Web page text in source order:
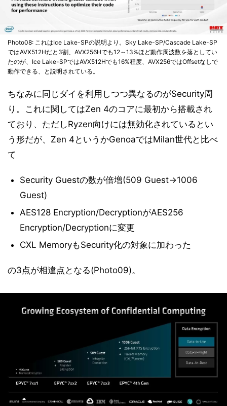
Photo08: これはIce Lake-SPの説明より。Sky Lake-SP/Cascade Lake-SP
ではAVX512Hだと3割、AVX256Hでも12～13%ほど動作周波数を落としてい
たのが、Ice Lake-SPではAVX512Hでも16%程度、AVX256ではOffsetなしで
動作できる、と説明されている。
ちなみに同じダイを利用しつつ異なるのがSecurity周
り。これに関してはZen 4のコアに最初から搭載され
ており、ただしRyzen向けには無効化されているとい
う形だが、Zen 4というかGenoaではMilan世代と比べ
て
Security Guestの数が倍増(509 Guest→1006
Guest)
AES128 Encryption/DecryptionがAES256
Encryption/Decryptionに変更
CXL MemoryもSecurity化の対象に加わった
の3点が相違点となる(Photo09)。